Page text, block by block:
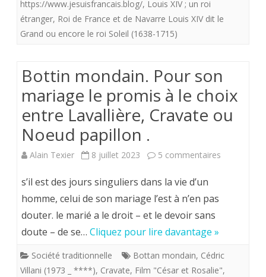
Mais
https://www.jesuisfrancais.blog/, Louis XIV ; un roi
étranger, Roi de France et de Navarre Louis XIV dit le
Grand ou encore le roi Soleil (1638-1715)
Bottin mondain. Pour son
mariage le promis à le choix
entre Lavallière, Cravate ou
Noeud papillon .
Alain Texier 8 juillet 2023 5 commentaires
mariage
s’il est des jours singuliers dans la vie d’un
homme, celui de son mariage l’est à n’en pas
douter. le marié a le droit – et le devoir sans
doute – de se… Cliquez pour lire davantage »
Société traditionnelle Bottan mondain, Cédric
Villani (1973 _ ****), Cravate, Film "César et Rosalie",